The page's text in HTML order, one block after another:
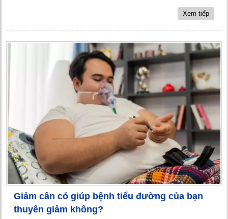
Xem tiếp
Giảm cân có giúp bệnh tiểu đường của bạn
thuyên giảm không?